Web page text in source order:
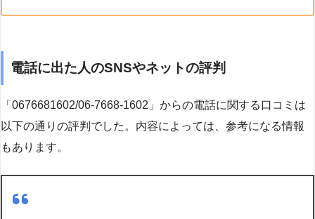
電話に出た人のSNSやネットの評判
「0676681602/06-7668-1602」からの電話に関する口コミは
以下の通りの評判でした。内容によっては、参考になる情報
もあります。